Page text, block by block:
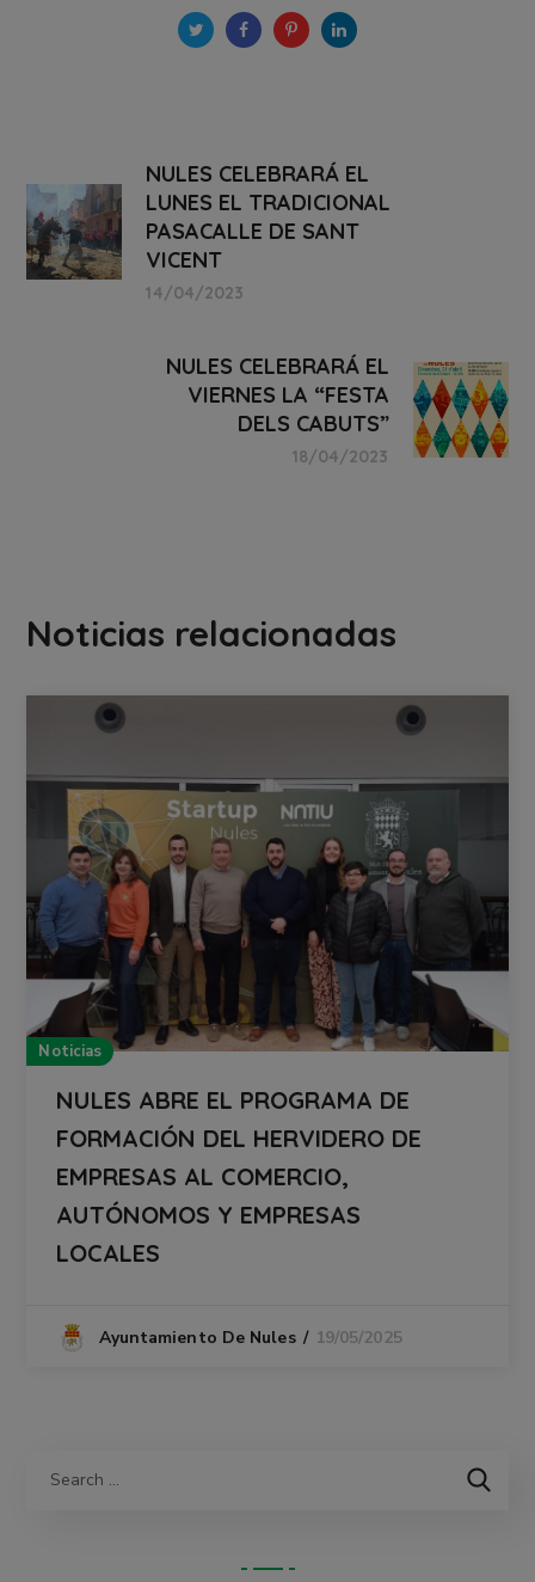
NULES CELEBRARÁ EL
LUNES EL TRADICIONAL
PASACALLE DE SANT
VICENT
14/04/2023
NULES CELEBRARÁ EL
VIERNES LA “FESTA
DELS CABUTS”
18/04/2023
Noticias relacionadas
Noticias
NULES ABRE EL PROGRAMA DE
FORMACIÓN DEL HERVIDERO DE
EMPRESAS AL COMERCIO,
AUTÓNOMOS Y EMPRESAS
LOCALES
Ayuntamiento De Nules 19/05/2025